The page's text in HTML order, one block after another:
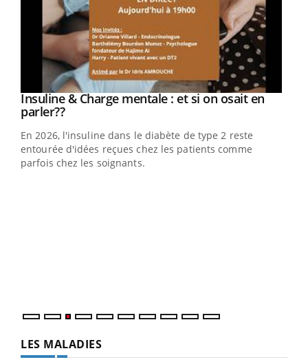
Youtube
Insuline & Charge mentale : et si on osait en
parler??Youtube
En 2026, l'insuline dans le diabète de type 2 reste
entourée d'idées reçues chez les patients comme
parfois chez les soignants.
LES MALADIES